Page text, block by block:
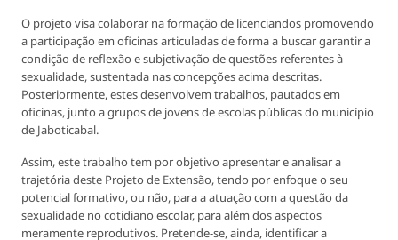
O projeto visa colaborar na formação de licenciandos promovendo
a participação em oficinas articuladas de forma a buscar garantir a
condição de reflexão e subjetivação de questões referentes à
sexualidade, sustentada nas concepções acima descritas.
Posteriormente, estes desenvolvem trabalhos, pautados em
oficinas, junto a grupos de jovens de escolas públicas do município
de Jaboticabal.
Assim, este trabalho tem por objetivo apresentar e analisar a
trajetória deste Projeto de Extensão, tendo por enfoque o seu
potencial formativo, ou não, para a atuação com a questão da
sexualidade no cotidiano escolar, para além dos aspectos
meramente reprodutivos. Pretende-se, ainda, identificar a